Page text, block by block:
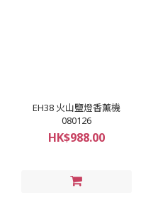
EH38 火山鹽燈香薰機
080126
HK$988.00